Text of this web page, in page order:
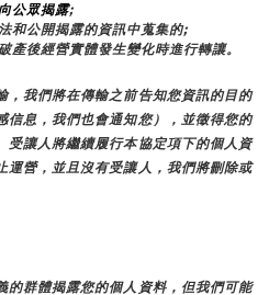
公眾揭露;
和公開揭露的資訊中蒐集的;
產後經營實體發生變化時進行轉讓。
，我們將在傳輸之前告知您資訊的目的
信息，我們也會通知您），並徵得您的
受讓人將繼續履行本協定項下的個人資
運營，並且沒有受讓人，我們將刪除或
的群體揭露您的個人資料，但我們可能